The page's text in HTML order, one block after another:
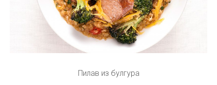
Пилав из булгура